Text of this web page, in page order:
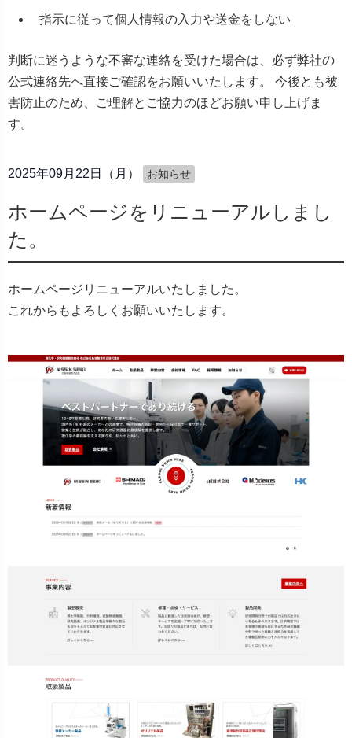
指示に従って個人情報の入力や送金をしない
判断に迷うような不審な連絡を受けた場合は、必ず弊社の
公式連絡先へ直接ご確認をお願いいたします。 今後とも被
害防止のため、ご理解とご協力のほどお願い申し上げま
す。
2025年09月22日（月） お知らせ
ホームページをリニューアルしまし
た。
ホームページリニューアルいたしました。
これからもよろしくお願いいたします。